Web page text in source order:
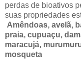
perdas de bioativos
suas propriedades
Amêndoas, avelã,
praia, cupuaçu,
maracujá,
mosqueta